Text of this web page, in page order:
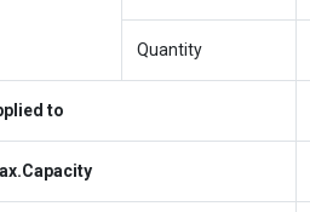
Quantity
to